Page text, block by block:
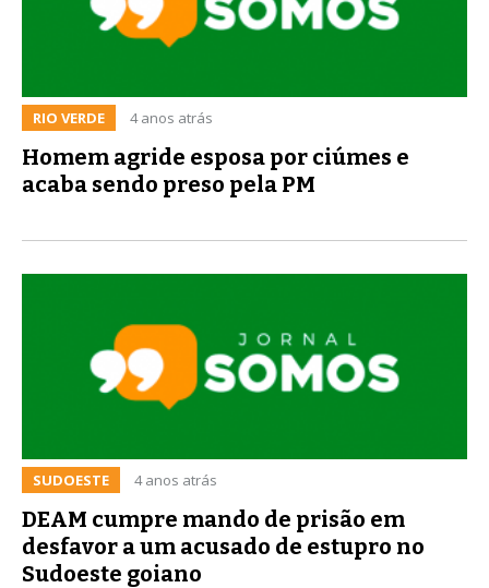
RIO VERDE 4 anos atrás
Homem agride esposa por ciúmes e
acaba sendo preso pela PM
SUDOESTE 4 anos atrás
DEAM cumpre mando de prisão em
desfavor a um acusado de estupro no
Sudoeste goiano